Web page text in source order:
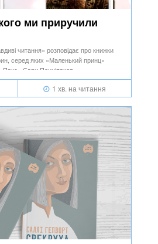
ми приручили
читання» розповідає про книжки
серед яких «Маленький принц»
Сари Пенніпакер.
1 хв. на читання